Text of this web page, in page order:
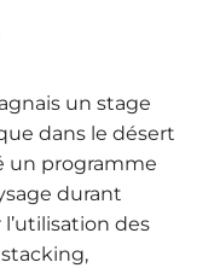
un stage
dans le désert
un programme
durant
des